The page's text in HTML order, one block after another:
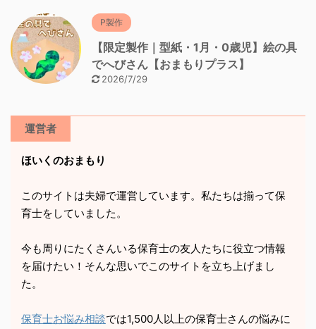
P製作
【限定製作｜型紙・1月・0歳児】絵の具
でへびさん【おまもりプラス】
2026/7/29
運営者
ほいくのおまもり
このサイトは夫婦で運営しています。私たちは揃って保
育士をしていました。
今も周りにたくさんいる保育士の友人たちに役立つ情報
を届けたい！そんな思いでこのサイトを立ち上げまし
た。
保育士お悩み相談では1,500人以上の保育士さんの悩みに